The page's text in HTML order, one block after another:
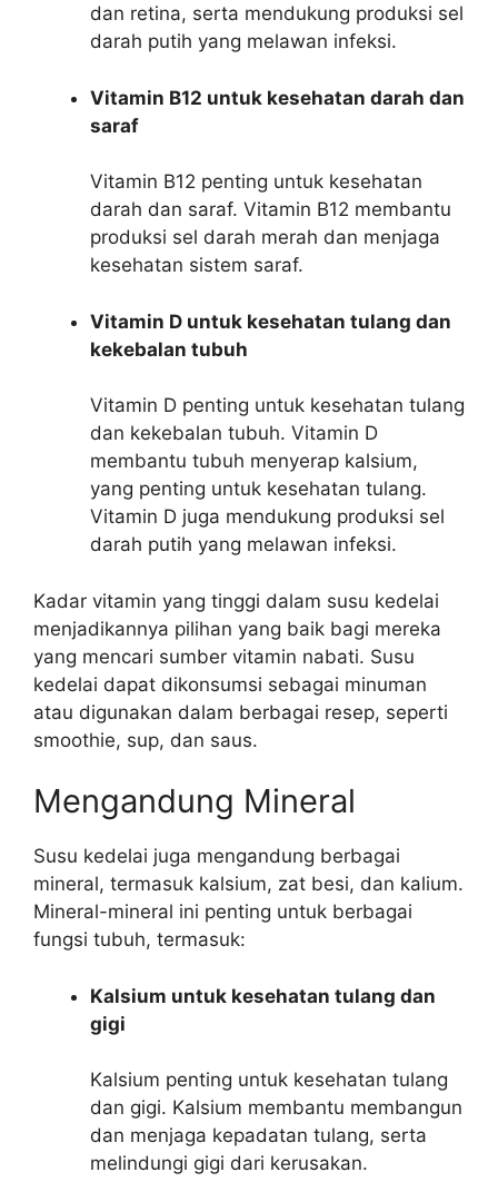
dan retina, serta mendukung produksi sel
darah putih yang melawan infeksi.
Vitamin B12 untuk kesehatan darah dan
saraf
Vitamin B12 penting untuk kesehatan
darah dan saraf. Vitamin B12 membantu
produksi sel darah merah dan menjaga
kesehatan sistem saraf.
Vitamin D untuk kesehatan tulang dan
kekebalan tubuh
Vitamin D penting untuk kesehatan tulang
dan kekebalan tubuh. Vitamin D
membantu tubuh menyerap kalsium,
yang penting untuk kesehatan tulang.
Vitamin D juga mendukung produksi sel
darah putih yang melawan infeksi.
Kadar vitamin yang tinggi dalam susu kedelai
menjadikannya pilihan yang baik bagi mereka
yang mencari sumber vitamin nabati. Susu
kedelai dapat dikonsumsi sebagai minuman
atau digunakan dalam berbagai resep, seperti
smoothie, sup, dan saus.
Mengandung Mineral
Susu kedelai juga mengandung berbagai
mineral, termasuk kalsium, zat besi, dan kalium.
Mineral-mineral ini penting untuk berbagai
fungsi tubuh, termasuk:
Kalsium untuk kesehatan tulang dan
gigi
Kalsium penting untuk kesehatan tulang
dan gigi. Kalsium membantu membangun
dan menjaga kepadatan tulang, serta
melindungi gigi dari kerusakan.